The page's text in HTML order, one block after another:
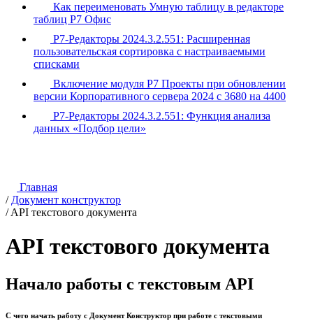
Как переименовать Умную таблицу в редакторе
таблиц Р7 Офис
Р7-Редакторы 2024.3.2.551: Расширенная
пользовательская сортировка с настраиваемыми
списками
Включение модуля Р7 Проекты при обновлении
версии Корпоративного сервера 2024 с 3680 на 4400
Р7-Редакторы 2024.3.2.551: Функция анализа
данных «Подбор цели»
Главная
/ Документ конструктор
/ API текстового документа
API текстового документа
Начало работы с текстовым API
С чего начать работу с Документ Конструктор при работе с текстовыми